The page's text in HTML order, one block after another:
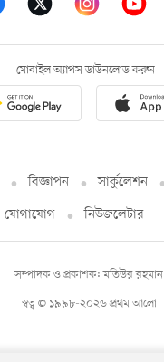
মোবাইল অ্যাপস ডাউনলোড করুন
বিজ্ঞাপন সার্কুলেশন
যোগাযোগ
নিউজলেটার
স্বত্ব © ১৯৯৮-২০২৬ প্রথম আলো
সম্পাদক ও প্রকাশক: মতিউর রহমান